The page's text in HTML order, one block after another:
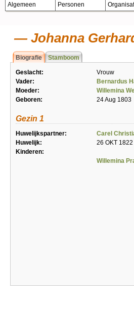
Algemeen Personen
Johanna
Biografie Stamboom
Geslacht:
Vrouw
Vader:
Bernardus
Moeder:
Willemina
Geboren:
24 Aug 1803
Gezin 1
Huwelijkspartner: Carel
Huwelijk:
26 OKT 1822
Kinderen:
Willemina